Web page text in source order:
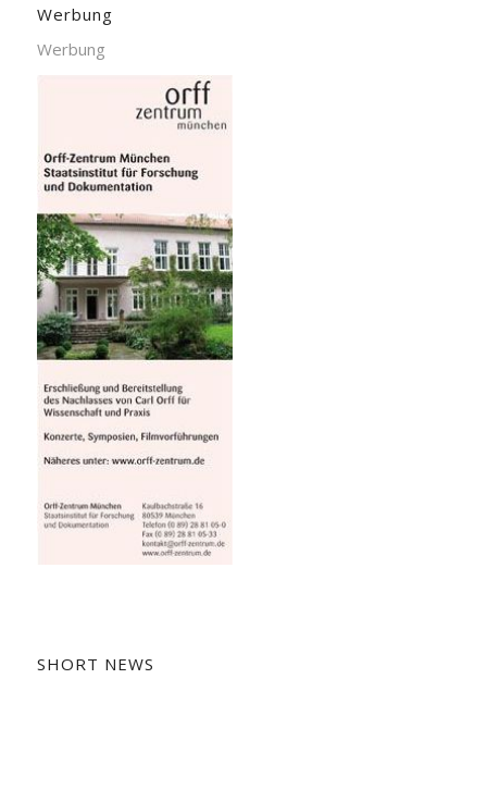
Werbung
Werbung
SHORT NEWS